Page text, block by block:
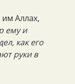
Аллах,
ему и
как его
руки в